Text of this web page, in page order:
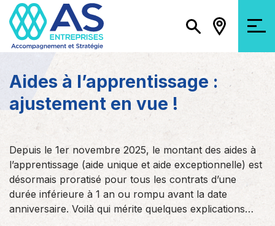
Aides à l’apprentissage :
ajustement en vue !
Depuis le 1er novembre 2025, le montant des aides à
l’apprentissage (aide unique et aide exceptionnelle) est
désormais proratisé pour tous les contrats d’une
durée inférieure à 1 an ou rompu avant la date
anniversaire. Voilà qui mérite quelques explications…